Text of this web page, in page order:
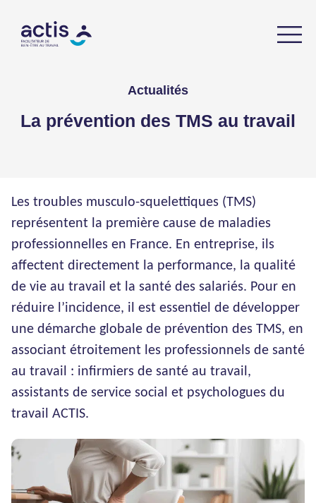
Actualités
La prévention des TMS au travail
Les troubles musculo-squelettiques (TMS)
représentent la première cause de maladies
professionnelles en France. En entreprise, ils
affectent directement la performance, la qualité
de vie au travail et la santé des salariés. Pour en
réduire l’incidence, il est essentiel de développer
une démarche globale de prévention des TMS, en
associant étroitement les professionnels de santé
au travail : infirmiers de santé au travail,
assistants de service social et psychologues du
travail ACTIS.